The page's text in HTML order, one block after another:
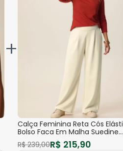
+
Calça Feminina Reta Cós
Bolso Faca Em Malha Suedine
Premium
R$ 239,00R$ 215,90